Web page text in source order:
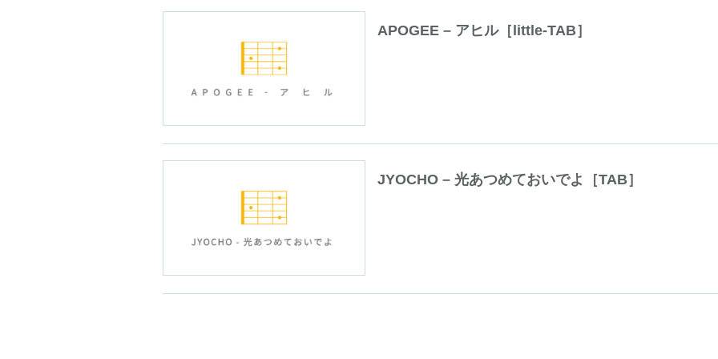
APOGEE – アヒル［little-TAB］
JYOCHO – 光あつめておいでよ［TAB］